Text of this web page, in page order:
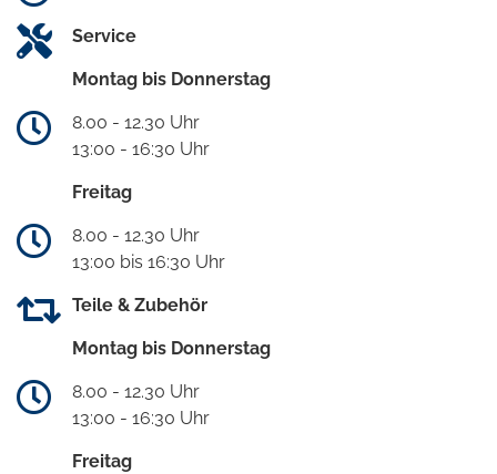
Service
Montag bis Donnerstag
8.00 - 12.30 Uhr
13:00 - 16:30 Uhr
Freitag
8.00 - 12.30 Uhr
13:00 bis 16:30 Uhr
Teile & Zubehör
Montag bis Donnerstag
8.00 - 12.30 Uhr
13:00 - 16:30 Uhr
Freitag